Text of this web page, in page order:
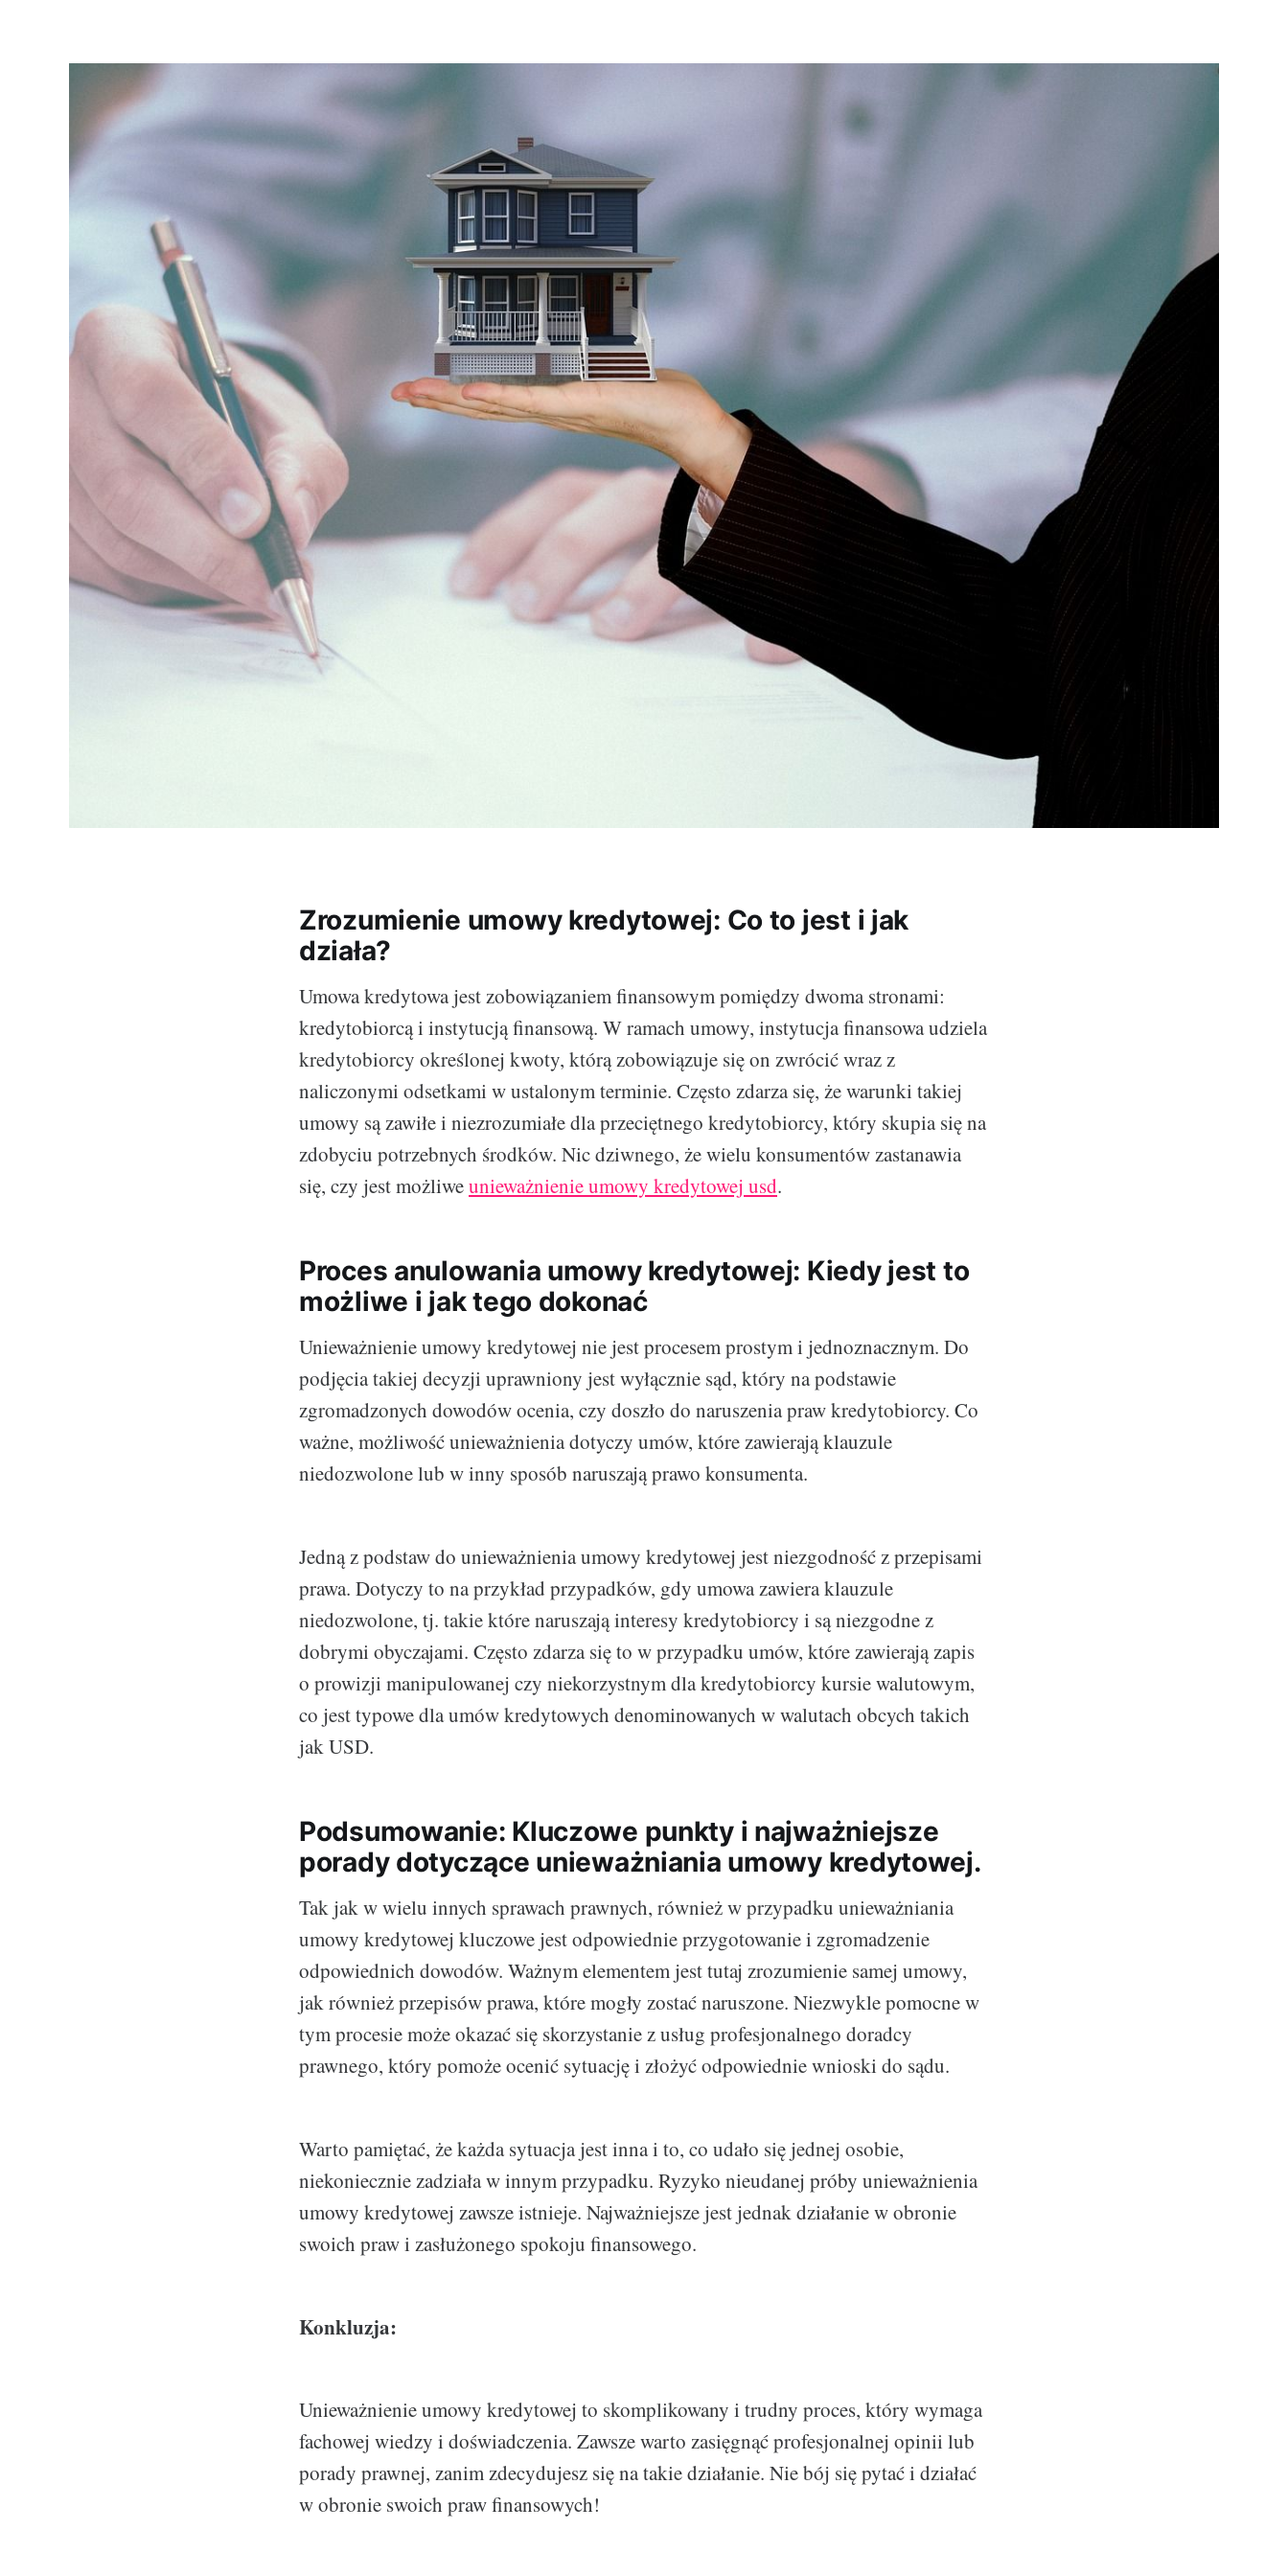
Zrozumienie umowy kredytowej: Co to jest i jak
działa?
Umowa kredytowa jest zobowiązaniem finansowym pomiędzy dwoma stronami:
kredytobiorcą i instytucją finansową. W ramach umowy, instytucja finansowa udziela
kredytobiorcy określonej kwoty, którą zobowiązuje się on zwrócić wraz z
naliczonymi odsetkami w ustalonym terminie. Często zdarza się, że warunki takiej
umowy są zawiłe i niezrozumiałe dla przeciętnego kredytobiorcy, który skupia się na
zdobyciu potrzebnych środków. Nic dziwnego, że wielu konsumentów zastanawia
się, czy jest możliweunieważnienie umowy kredytowej usd.
Proces anulowania umowy kredytowej: Kiedy jest to
możliwe i jak tego dokonać
Unieważnienie umowy kredytowej nie jest procesem prostym i jednoznacznym. Do
podjęcia takiej decyzji uprawniony jest wyłącznie sąd, który na podstawie
zgromadzonych dowodów ocenia, czy doszło do naruszenia praw kredytobiorcy. Co
ważne, możliwość unieważnienia dotyczy umów, które zawierają klauzule
niedozwolone lub w inny sposób naruszają prawo konsumenta.
Jedną z podstaw do unieważnienia umowy kredytowej jest niezgodność z przepisami
prawa. Dotyczy to na przykład przypadków, gdy umowa zawiera klauzule
niedozwolone, tj. takie które naruszają interesy kredytobiorcy i są niezgodne z
dobrymi obyczajami. Często zdarza się to w przypadku umów, które zawierają zapis
o prowizji manipulowanej czy niekorzystnym dla kredytobiorcy kursie walutowym,
co jest typowe dla umów kredytowych denominowanych w walutach obcych takich
jak USD.
Podsumowanie: Kluczowe punkty i najważniejsze
porady dotyczące unieważniania umowy kredytowej.
Tak jak w wielu innych sprawach prawnych, również w przypadku unieważniania
umowy kredytowej kluczowe jest odpowiednie przygotowanie i zgromadzenie
odpowiednich dowodów. Ważnym elementem jest tutaj zrozumienie samej umowy,
jak również przepisów prawa, które mogły zostać naruszone. Niezwykle pomocne w
tym procesie może okazać się skorzystanie z usług profesjonalnego doradcy
prawnego, który pomoże ocenić sytuację i złożyć odpowiednie wnioski do sądu.
Warto pamiętać, że każda sytuacja jest inna i to, co udało się jednej osobie,
niekoniecznie zadziała w innym przypadku. Ryzyko nieudanej próby unieważnienia
umowy kredytowej zawsze istnieje. Najważniejsze jest jednak działanie w obronie
swoich praw i zasłużonego spokoju finansowego.
Konkluzja:
Unieważnienie umowy kredytowej to skomplikowany i trudny proces, który wymaga
fachowej wiedzy i doświadczenia. Zawsze warto zasięgnąć profesjonalnej opinii lub
porady prawnej, zanim zdecydujesz się na takie działanie. Nie bój się pytać i działać
w obronie swoich praw finansowych!